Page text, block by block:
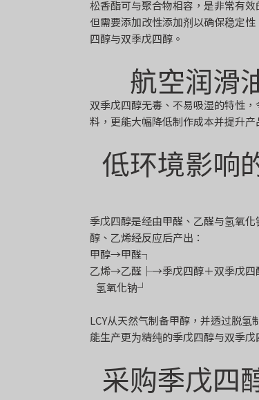
松香酯可与聚合物相容，是非常有
但需要添加改性添加剂以确保稳定
四醇与双季戊四醇。
航空润滑
双季戊四醇无毒、不易吸湿的特性
料，更能大幅降低制作成本并提升
低环境影响
季戊四醇是经由甲醛、乙醛与氢氧
醇、乙烯经反应后产出：
甲醇→甲醛┐
乙烯→乙醛├→季戊四醇＋双季戊四
氢氧化钠┘
LCY从天然气制备甲醇，并透过脱
能生产更为精纯的季戊四醇与双季戊
采购季戊四